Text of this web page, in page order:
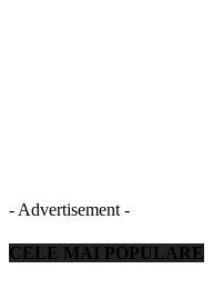
- Advertisement -
CELE MAI POPULARE